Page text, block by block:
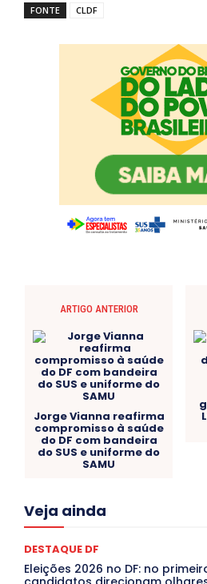
FONTE CLDF
ARTIGO ANTERIOR
Jorge Vianna reafirma
compromisso à saúde
do DF com bandeira
do SUS e uniforme do
SAMU
Veja ainda
Acre
Congressuanas & Esplanadumas
Covid-19
Crônica Política
Cultura e Tal
DESTAQUE DF
Eleições 2026 no DF: no